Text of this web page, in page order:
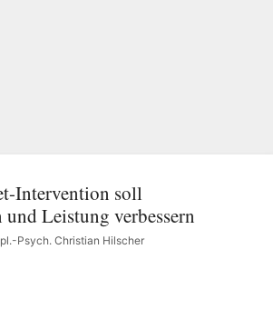
Intervention soll
Leistung verbessern
Psych. Christian Hilscher